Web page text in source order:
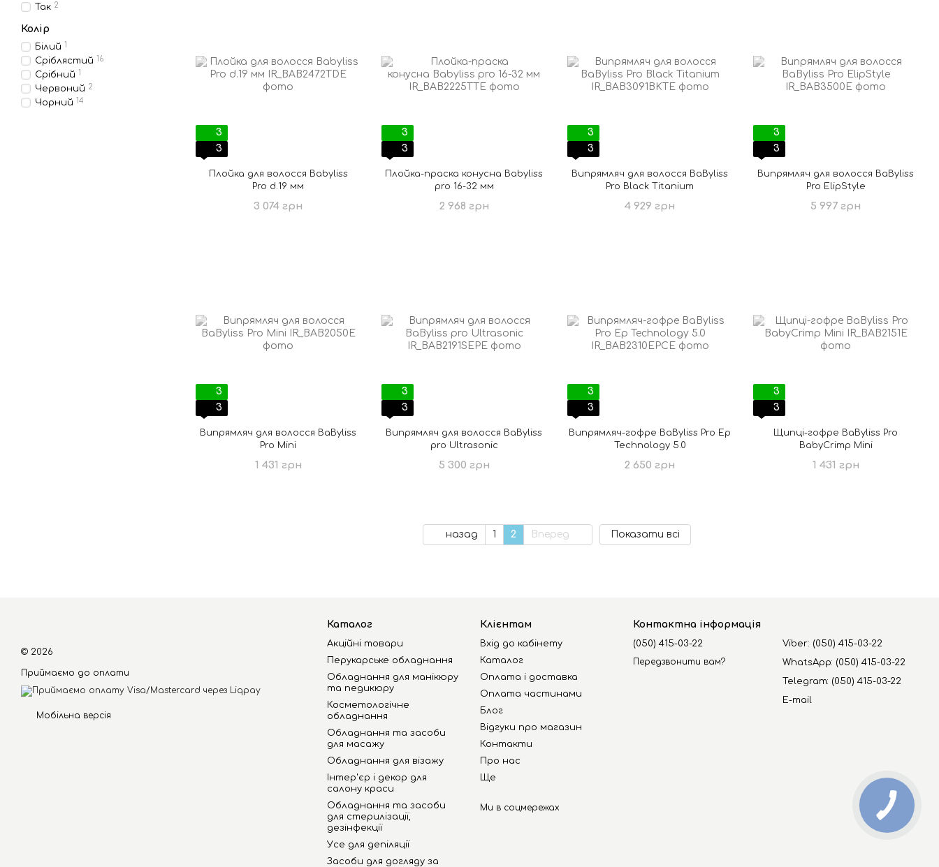
3
3
Плойка для волосся Babyliss
Pro d.19 мм
3 074 грн
3
3
Плойка-праска конусна Babyliss
pro 16-32 мм
2 968 грн
3
3
Випрямляч для волосся BaByliss
Pro Black Titanium
4 929 грн
3
3
Випрямляч для волосся BaByliss
Pro ElipStyle
5 997 грн
3
3
Випрямляч для волосся BaByliss
Pro Mini
1 431 грн
3
3
Випрямляч для волосся BaByliss
pro Ultrasonic
5 300 грн
3
3
Випрямляч-гофре BaByliss Pro Ep
Technology 5.0
2 650 грн
3
3
Щипці-гофре BaByliss Pro
BabyCrimp Mini
1 431 грн
назад 1 2 Вперед Показати всі
Так 2
Колір
Білий 1
Сріблястий 16
Срібний 1
Червоний 2
Чорний 14
© 2026
Приймаємо до оплати
Мобільна версія
Каталог
Акційні товари
Перукарське обладнання
Обладнання для манікюру
та педикюру
Косметологічне
обладнання
Обладнання та засоби
для масажу
Обладнання для візажу
Інтер'єр і декор для
салону краси
Обладнання та засоби
для стерилізації,
дезінфекції
Усе для депіляції
Засоби для догляду за
Клієнтам
Вхід до кабінету
Каталог
Оплата і доставка
Оплата частинами
Блог
Відгуки про магазин
Контакти
Про нас
Ще
Ми в соцмережах
Контактна інформація
(050) 415-03-22
Передзвонити вам?
Viber: (050) 415-03-22
WhatsApp: (050) 415-03-22
Telegram: (050) 415-03-22
E-mail